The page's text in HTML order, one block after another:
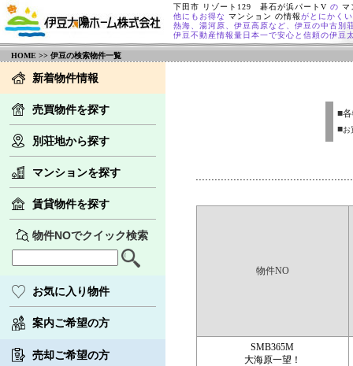
下田市 リゾート129 碁石が浜パートV の マ
他にもお得な マンション の情報がとにかく
熱海、湯河原、伊豆高原など、伊豆の中古別
伊豆不動産情報量日本一で安心と信頼の伊豆
HOME >> 伊豆の検索物件一覧
新着物件情報
売買物件を探す
別荘地から探す
マンションを探す
賃貸物件を探す
物件NOでクイック検索
お気に入り物件
案内ご希望の方
売却ご希望の方
■
■お
物件NO
SMB365M
大海原一望！